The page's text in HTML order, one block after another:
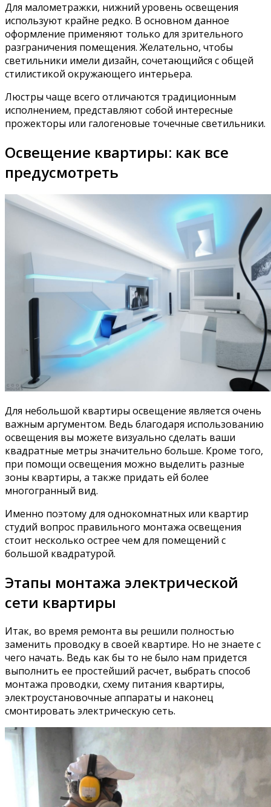
Для малометражки, нижний уровень освещения
используют крайне редко. В основном данное
оформление применяют только для зрительного
разграничения помещения. Желательно, чтобы
светильники имели дизайн, сочетающийся с общей
стилистикой окружающего интерьера.
Люстры чаще всего отличаются традиционным
исполнением, представляют собой интересные
прожекторы или галогеновые точечные светильники.
Освещение квартиры: как все
предусмотреть
Для небольшой квартиры освещение является очень
важным аргументом. Ведь благодаря использованию
освещения вы можете визуально сделать ваши
квадратные метры значительно больше. Кроме того,
при помощи освещения можно выделить разные
зоны квартиры, а также придать ей более
многогранный вид.
Именно поэтому для однокомнатных или квартир
студий вопрос правильного монтажа освещения
стоит несколько острее чем для помещений с
большой квадратурой.
Этапы монтажа электрической
сети квартиры
Итак, во время ремонта вы решили полностью
заменить проводку в своей квартире. Но не знаете с
чего начать. Ведь как бы то не было нам придется
выполнить ее простейший расчет, выбрать способ
монтажа проводки, схему питания квартиры,
электроустановочные аппараты и наконец
смонтировать электрическую сеть.